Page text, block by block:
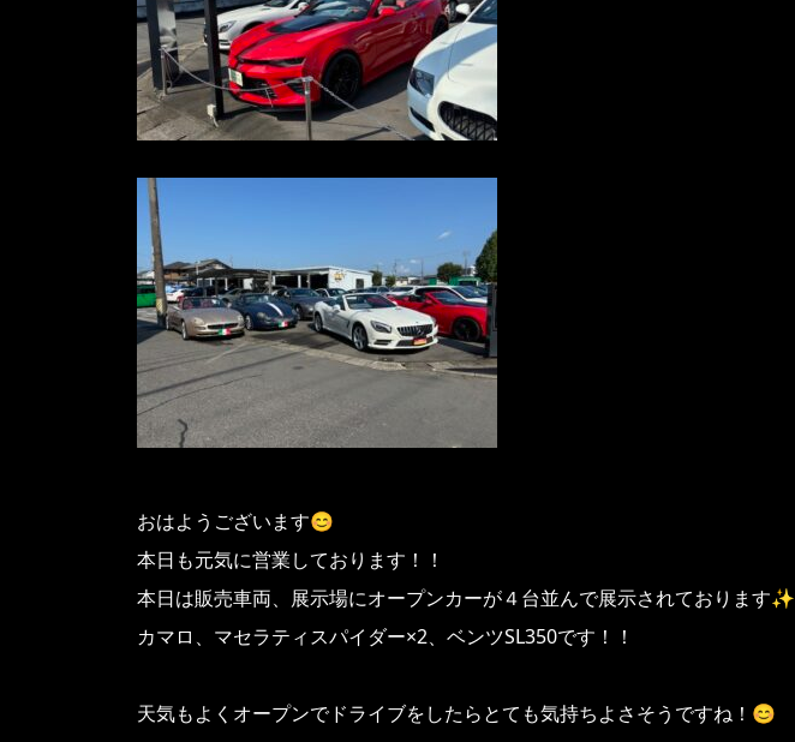
おはようございます😊
本日も元気に営業しております！！
本日は販売車両、展示場にオープンカーが４台並んで展示されております✨
カマロ、マセラティスパイダー×2、ベンツSL350です！！
天気もよくオープンでドライブをしたらとても気持ちよさそうですね！😊